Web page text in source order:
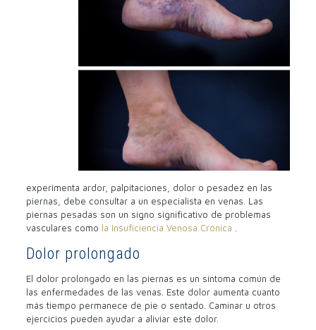
experimenta ardor, palpitaciones, dolor o pesadez en las
piernas, debe consultar a un especialista en venas. Las
piernas pesadas son un signo significativo de problemas
vasculares como la Insuficiencia Venosa Crónica
Dolor prolongado
El dolor prolongado en las piernas es un síntoma común de
las enfermedades de las venas. Este dolor aumenta cuanto
más tiempo permanece de pie o sentado. Caminar u otros
ejercicios pueden ayudar a aliviar este dolor.